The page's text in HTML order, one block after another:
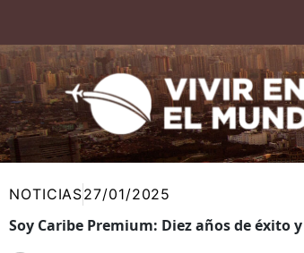
contenido
NOTICIAS27/01/2025
Soy Caribe Premium: Diez años de éxito